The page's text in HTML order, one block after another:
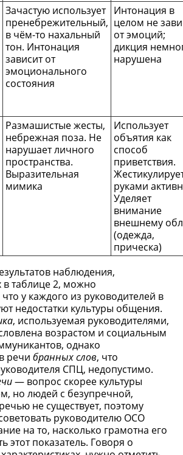
Зачастую использует
пренебрежительный,
в чём-то нахальный
тон. Интонация
зависит от
эмоционального
состояния
Интонация в
целом не
от эмоций;
дикция
нарушена
Размашистые жесты,
небрежная поза. Не
нарушает личного
пространства.
Выразительная
мимика
Использует
объятия как
способ
приветствия.
руками
Уделяет
внимание
внешнему
(одежда,
прическа)
наблюдения,
в таблице 2, можно
что у каждого из руководителей в
недостатки культуры общения.
, используемая руководителями,
возрастом и социальным
однако
речи бранных слов, что
СПЦ, недопустимо.
— вопрос скорее культуры
но людей с безупречной,
не существует, поэтому
руководителю ОСО
на то, насколько грамотна его
этот показатель. Говоря о